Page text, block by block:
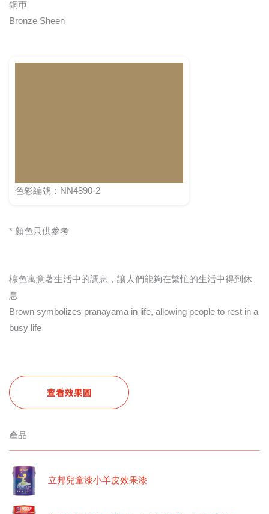
銅帀
Bronze Sheen
色彩編號：NN4890-2
* 顏色只供參考
棕色寓意著生活中的調息，讓人們能夠在繁忙的生活中得到休
息
Brown symbolizes pranayama in life, allowing people to rest in a
busy life
查看效果圖
產品
立邦兒童漆小羊皮效果漆